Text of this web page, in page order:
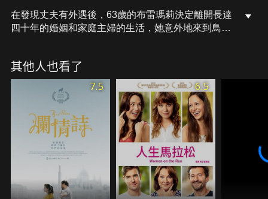
在發現丈夫有外遇後，63歲的布雷瑪莉決定離開長達
四十年的婚姻和家庭主婦的生活，她意外地來到鳥不
其他人也看了
7.5 6.5